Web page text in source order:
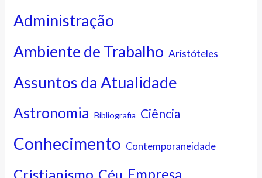
Administração
Ambiente de Trabalho Aristóteles
Assuntos da Atualidade
Astronomia Bibliografia Ciência
Conhecimento Contemporaneidade
Cristianismo Céu Empresa